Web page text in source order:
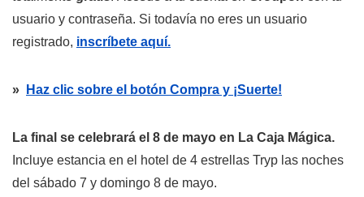
usuario y contraseña. Si todavía no eres un usuario
registrado, inscríbete aquí.
» Haz clic sobre el botón Compra y ¡Suerte!
La final se celebrará el 8 de mayo en La Caja Mágica.
Incluye estancia en el hotel de 4 estrellas Tryp las noches
del sábado 7 y domingo 8 de mayo.